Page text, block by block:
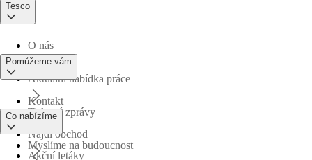
Tesco
O nás
Aktuální nabídka práce
Tiskové zprávy
Myslíme na budoucnost
Pomůžeme vám
Kontakt
Najdi obchod
Co nabízíme
Akční letáky